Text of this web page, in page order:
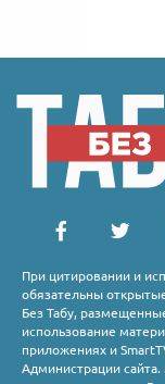
При цитировании и
обязательны
Без Табу,
использование
приложениях и
Администрации